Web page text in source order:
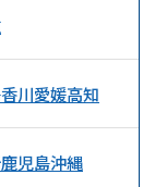
香川愛媛高知
鹿児島沖縄